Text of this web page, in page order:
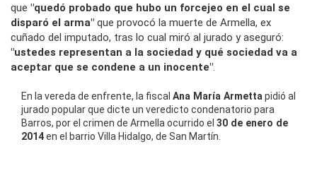
que "quedó probado que hubo un forcejeo en el cual se
disparó el arma" que provocó la muerte de Armella, ex
cuñado del imputado, tras lo cual miró al jurado y aseguró:
"ustedes representan a la sociedad y qué sociedad va a
aceptar que se condene a un inocente"
En la vereda de enfrente, la fiscal Ana María Armetta pidió al
jurado popular que dicte un veredicto condenatorio para
Barros, por el crimen de Armella ocurrido el 30 de enero de
2014en el barrio Villa Hidalgo, de San Martín.